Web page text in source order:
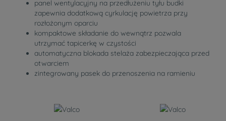
panel wentylacyjny na przedłużeniu tyłu budki
zapewnia dodatkową cyrkulację powietrza przy
rozłożonym oparciu
kompaktowe składanie do wewnątrz pozwala
utrzymać tapicerkę w czystości
automatyczna blokada stelaża zabezpieczająca przed
otwarciem
zintegrowany pasek do przenoszenia na ramieniu